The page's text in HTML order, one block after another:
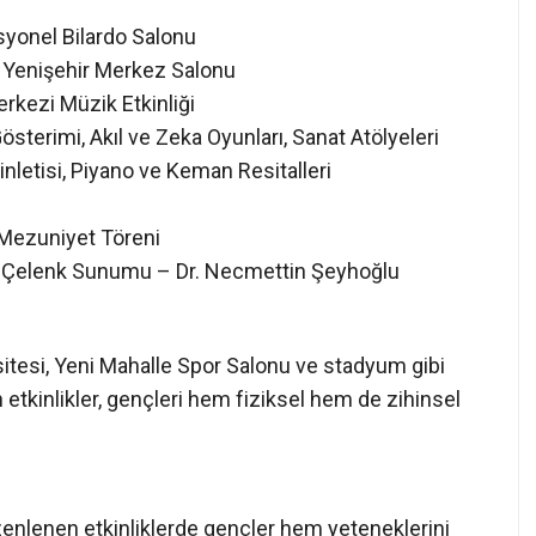
Bilardo Salonu
Merkez Salonu
Müzik Etkinliği
Akıl ve Zeka Oyunları, Sanat Atölyeleri
Piyano ve Keman Resitalleri
Töreni
Sunumu – Dr. Necmettin Şeyhoğlu
Yeni Mahalle Spor Salonu ve stadyum gibi
gençleri hem fiziksel hem de zihinsel
etkinliklerde gençler hem yeteneklerini